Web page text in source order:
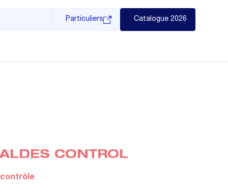
Particuliers Catalogue 2026
CONTROL